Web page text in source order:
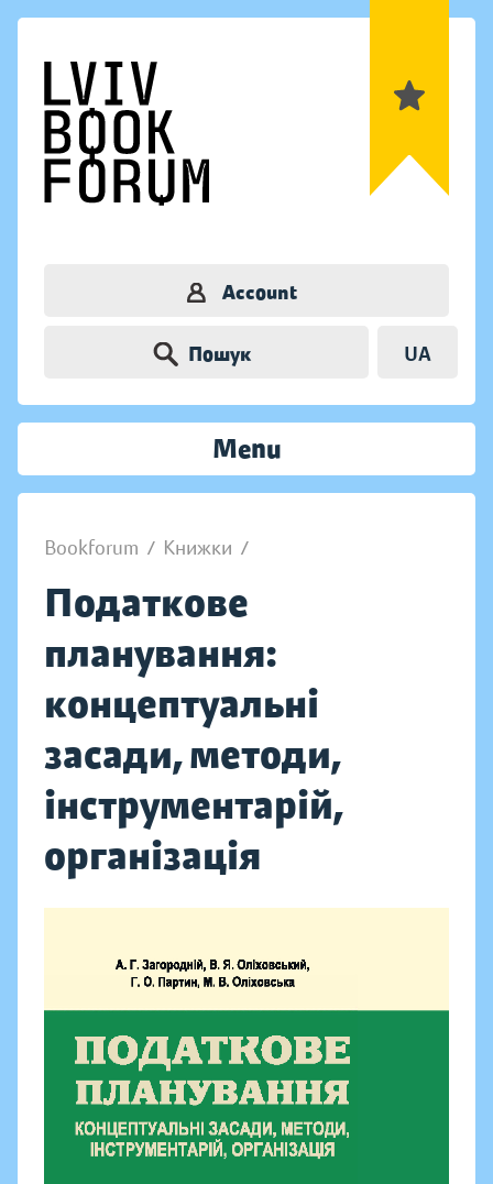
Account
Пошук UA
Menu
Bookforum / Книжки /
Податкове
планування:
концептуальні
засади, методи,
інструментарій,
організація